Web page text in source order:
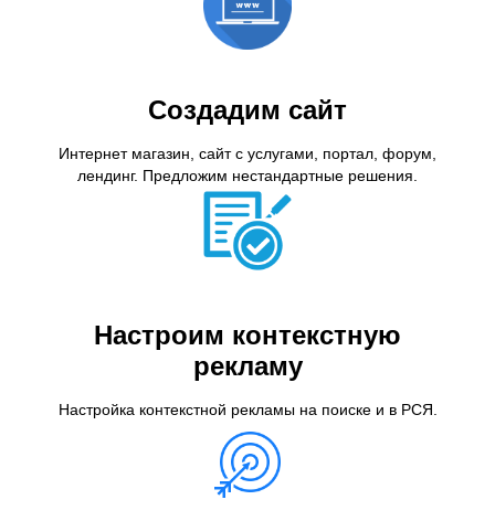
Создадим сайт
Интернет магазин, сайт с услугами, портал, форум,
лендинг. Предложим нестандартные решения.
Настроим контекстную
рекламу
Настройка контекстной рекламы на поиске и в РСЯ.